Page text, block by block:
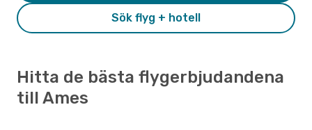
Sök flyg + hotell
Hitta de bästa flygerbjudandena
till Ames